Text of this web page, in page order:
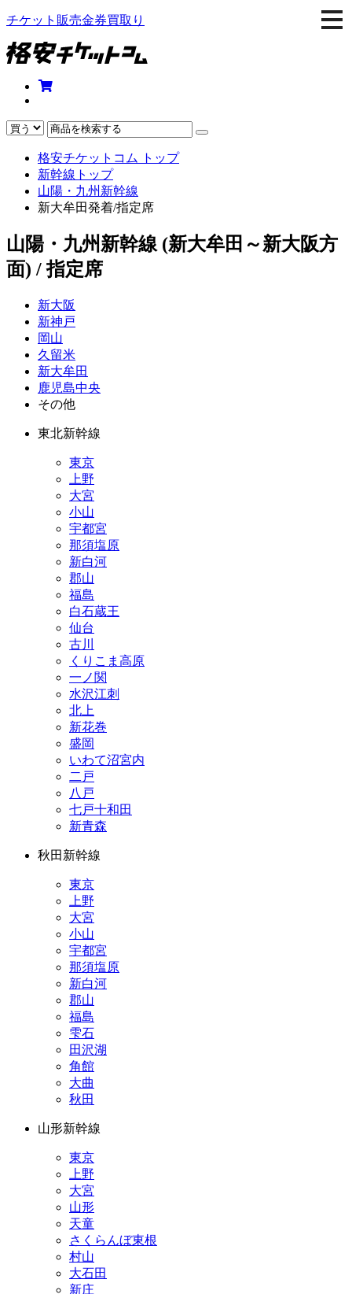
チケット販売金券買取り
格安チケットコム トップ
新幹線トップ
山陽・九州新幹線
新大牟田発着/指定席
山陽・九州新幹線 (新大牟田～新大阪方
面) / 指定席
新大阪
新神戸
岡山
久留米
新大牟田
鹿児島中央
その他
東北新幹線
東京
上野
大宮
小山
宇都宮
那須塩原
新白河
郡山
福島
白石蔵王
仙台
古川
くりこま高原
一ノ関
水沢江刺
北上
新花巻
盛岡
いわて沼宮内
二戸
八戸
七戸十和田
新青森
秋田新幹線
東京
上野
大宮
小山
宇都宮
那須塩原
新白河
郡山
福島
雫石
田沢湖
角館
大曲
秋田
山形新幹線
東京
上野
大宮
山形
天童
さくらんぼ東根
村山
大石田
新庄